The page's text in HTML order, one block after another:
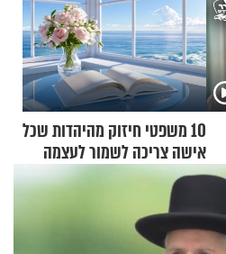
10 משפטי חיזוק מהיהדות שכל
אישה צריכה לשמור לעצמה